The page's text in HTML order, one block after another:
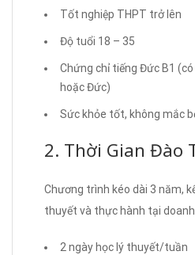
Tốt nghiệp THPT trở lên
Độ tuổi 18 – 35
Chứng chỉ tiếng Đức B1
hoặc Đức)
Sức khỏe tốt, không mắc
2. Thời Gian Đào
Chương trình kéo dài 3 năm,
thuyết và thực hành tại
2 ngày học lý thuyết/tuần